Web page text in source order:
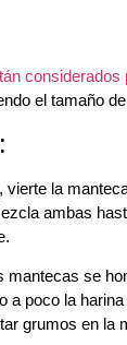
considerados
el tamaño
vierte la
ambas
mantecas se
a poco la
grumos en la